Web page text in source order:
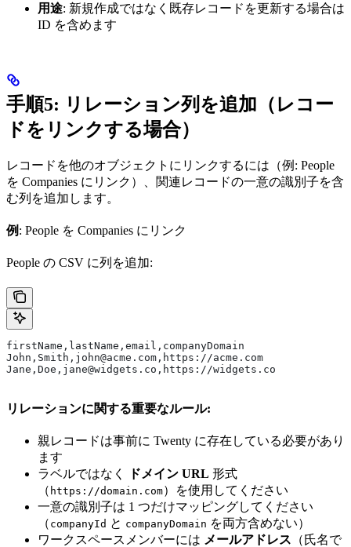
用途: 新規作成ではなく既存レコードを更新する場合は
ID を含めます
手順5: リレーション列を追加（レコー
ドをリンクする場合）
レコードを他のオブジェクトにリンクするには（例: People
を Companies にリンク）、関連レコードの一意の識別子を含
む列を追加します。
例 : People を Companies にリンク
People の CSV に列を追加:
firstName,lastName,email,companyDomain
John,Smith,john@acme.com,https://acme.com
Jane,Doe,jane@widgets.co,https://widgets.co
リレーションに関する重要なルール:
親レコードは事前に Twenty に存在している必要があり
ます
ラベルではなく
ドメイン URL 形式
（ https://domain.com）を使用してください
一意の識別子は 1 つだけマッピングしてください
（ companyId と companyDomain を両方含めない）
ワークスペースメンバーには メールアドレス （氏名で